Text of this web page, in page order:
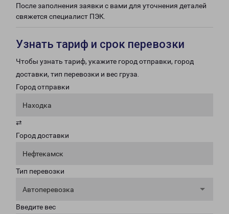
После заполнения заявки с вами для уточнения деталей
свяжется специалист ПЭК.
Узнать тариф и срок перевозки
Чтобы узнать тариф, укажите город отправки, город
доставки, тип перевозки и вес груза.
Город отправки
Находка
⇄
Город доставки
Нефтекамск
Тип перевозки
Автоперевозка
Введите вес